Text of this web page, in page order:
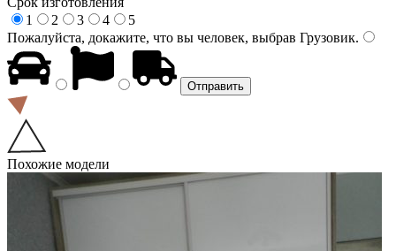
1
2 3 4
5
Пожалуйста, докажите, что вы человек, выбрав Грузовик.
Похожие модели